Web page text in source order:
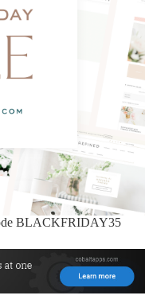
BLACKFRIDAY35